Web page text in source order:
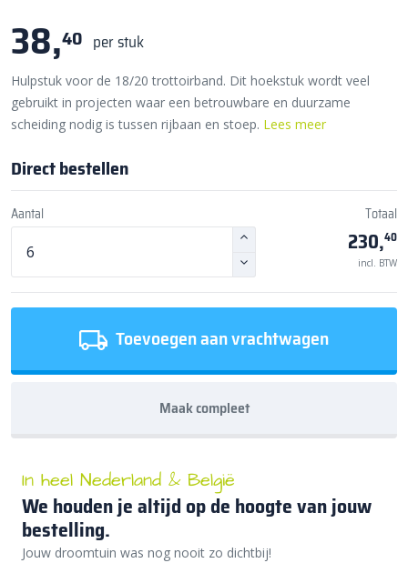
38,40 per stuk
Hulpstuk voor de 18/20 trottoirband. Dit hoekstuk wordt veel
gebruikt in projecten waar een betrouwbare en duurzame
scheiding nodig is tussen rijbaan en stoep. Lees meer
Direct bestellen
Aantal Totaal
230,40
incl. BTW
Toevoegen aan vrachtwagen
Maak compleet
In heel Nederland & België
We houden je altijd op de hoogte van jouw
bestelling.
Jouw droomtuin was nog nooit zo dichtbij!